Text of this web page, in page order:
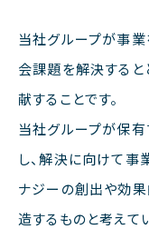
当社グループが事業
会課題を解決すると
献することです。
当社グループが保
し、解決に向けて事
ナジーの創出や効
造するものと考えて